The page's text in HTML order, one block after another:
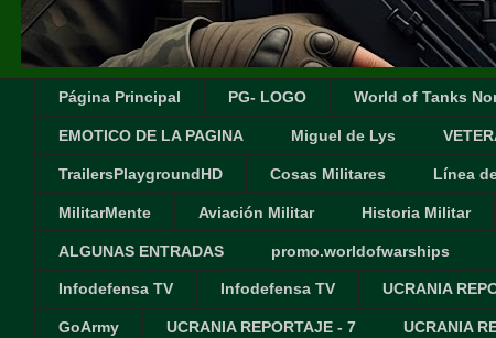
Página Principal PG- LOGO World of Tanks
EMOTICO DE LA PAGINA Miguel de Lys
TrailersPlaygroundHD Cosas Militares Línea
MilitarMente Aviación Militar Historia Militar
ALGUNAS ENTRADAS promo.worldofwarships
Infodefensa TV Infodefensa TV UCRANIA
GoArmy UCRANIA REPORTAJE - 7 UCRANIA